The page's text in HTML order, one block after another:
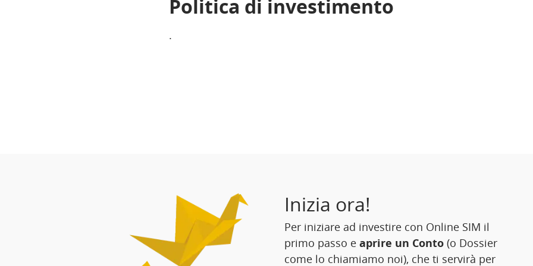
Politica di investimento
.
Inizia ora!
Per iniziare ad investire con Online SIM il
primo passo e aprire un Conto (o Dossier
come lo chiamiamo noi), che ti servirà per